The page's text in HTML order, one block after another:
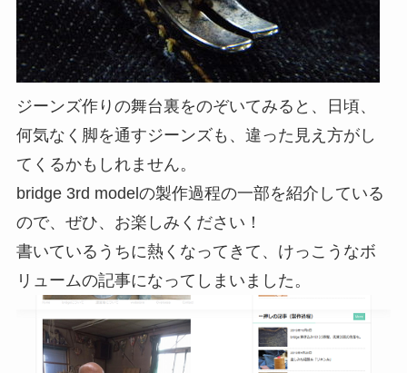
ジーンズ作りの舞台裏をのぞいてみると、日頃、
何気なく脚を通すジーンズも、違った見え方がし
てくるかもしれません。
bridge 3rd modelの製作過程の一部を紹介している
ので、ぜひ、お楽しみください！
書いているうちに熱くなってきて、けっこうなボ
リュームの記事になってしまいました。